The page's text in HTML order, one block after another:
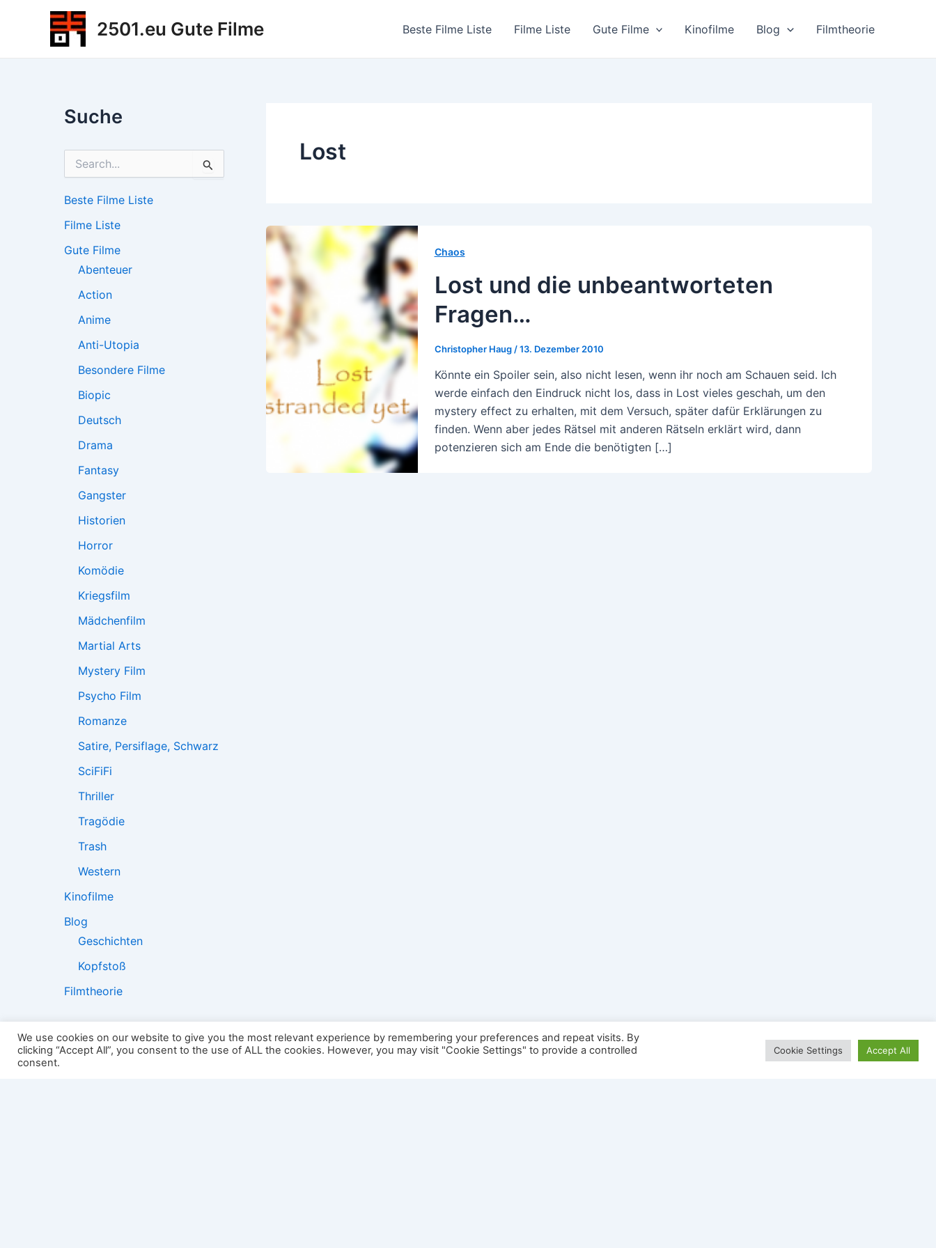
2501.eu Gute Filme Beste Filme Liste Filme Liste Gute Filme Kinofilme Blog Filmtheorie
Suche
h
n
a
Beste Filme Liste
Filme Liste
Gute Filme
Abenteuer
Action
Anime
Anti-Utopia
Besondere Filme
Biopic
Deutsch
Drama
Fantasy
Gangster
Historien
Horror
Komödie
Kriegsfilm
Mädchenfilm
Martial Arts
Mystery Film
Psycho Film
Romanze
Satire, Persiflage, Schwarz
SciFiFi
Thriller
Tragödie
Trash
Western
Kinofilme
Blog
Geschichten
Kopfstoß
Filmtheorie
Lost
Chaos
Lost und die unbeantworteten
Fragen…
Christopher Haug /13. Dezember 2010
Könnte ein Spoiler sein, also nicht lesen, wenn ihr noch am Schauen seid. Ich
werde einfach den Eindruck nicht los, dass in Lost vieles geschah, um den
mystery effect zu erhalten, mit dem Versuch, später dafür Erklärungen zu
finden. Wenn aber jedes Rätsel mit anderen Rätseln erklärt wird, dann
potenzieren sich am Ende die benötigten […]
2501:
We use cookies on our website to give you the most relevant experience by remembering your preferences and repeat visits. By
clicking “Accept All”, you consent to the use of ALL the cookies. However, you may visit "Cookie Settings" to provide a controlled
consent.
Cookie Settings Accept All